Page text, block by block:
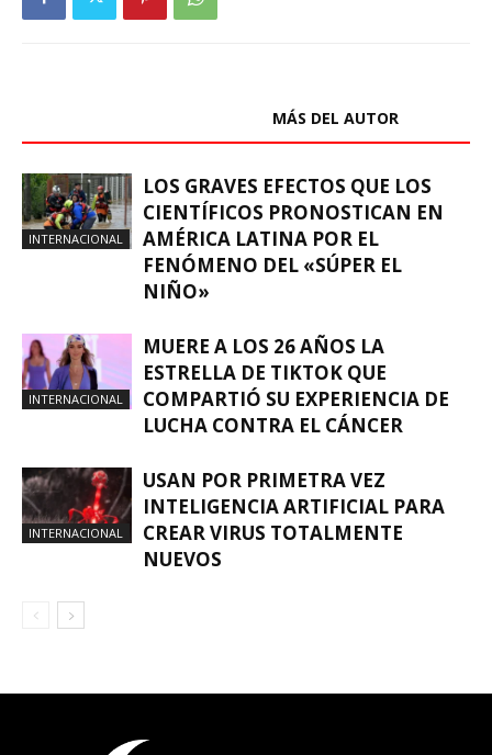
MÁS DEL AUTOR
INTERNACIONAL
LOS GRAVES EFECTOS QUE LOS
CIENTÍFICOS PRONOSTICAN EN
AMÉRICA LATINA POR EL
FENÓMENO DEL «SÚPER EL
NIÑO»
INTERNACIONAL
MUERE A LOS 26 AÑOS LA
ESTRELLA DE TIKTOK QUE
COMPARTIÓ SU EXPERIENCIA DE
LUCHA CONTRA EL CÁNCER
INTERNACIONAL
USAN POR PRIMETRA VEZ
INTELIGENCIA ARTIFICIAL PARA
CREAR VIRUS TOTALMENTE
NUEVOS